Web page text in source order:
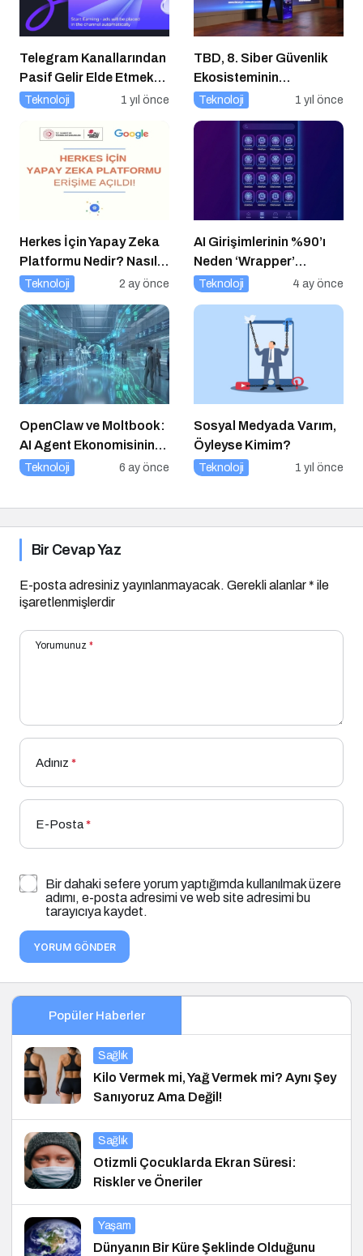
Telegram Kanallarından
Pasif Gelir Elde Etmek
Artık Mümkün
Teknoloji 1 yıl önce
TBD, 8. Siber Güvenlik
Ekosisteminin
Geliştirilmesi Zirvesi’ni
Teknoloji 1 yıl önce
Herkes İçin Yapay Zeka
Platformu Nedir? Nasıl
Kullanılır?
Teknoloji 2 ay önce
AI Girişimlerinin %90’ı
Neden ‘Wrapper’
Kalıyor?
Teknoloji 4 ay önce
OpenClaw ve Moltbook:
AI Agent Ekonomisinin
İlk Altyapıları
Teknoloji 6 ay önce
Sosyal Medyada Varım,
Öyleyse Kimim?
Teknoloji 1 yıl önce
Bir Cevap Yaz
E-posta adresiniz yayınlanmayacak. Gerekli alanlar* ile
işaretlenmişlerdir
Yorumunuz *
Adınız *
E-Posta*
Bir dahaki sefere yorum yaptığımda kullanılmak üzere
adımı, e-posta adresimi ve web site adresimi bu
tarayıcıya kaydet.
YORUM GÖNDER
Popüler Haberler
Sağlık
Kilo Vermek mi, Yağ Vermek mi? Aynı Şey
Sanıyoruz Ama Değil!
Sağlık
Otizmli Çocuklarda Ekran Süresi:
Riskler ve Öneriler
Yaşam
Dünyanın Bir Küre Şeklinde Olduğunu